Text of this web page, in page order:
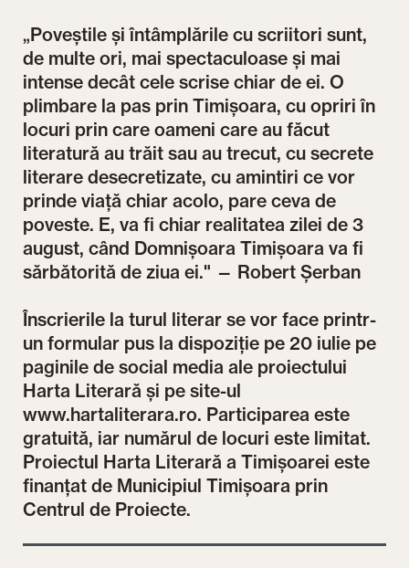
„Poveștile și întâmplările cu scriitori sunt,
de multe ori, mai spectaculoase și mai
intense decât cele scrise chiar de ei. O
plimbare la pas prin Timișoara, cu opriri în
locuri prin care oameni care au făcut
literatură au trăit sau au trecut, cu secrete
literare desecretizate, cu amintiri ce vor
prinde viață chiar acolo, pare ceva de
poveste. E, va fi chiar realitatea zilei de 3
august, când Domnișoara Timișoara va fi
sărbătorită de ziua ei." — Robert Șerban
Înscrierile la turul literar se vor face printr-
un formular pus la dispoziție pe 20 iulie pe
paginile de social media ale proiectului
Harta Literară și pe site-ul
www.hartaliterara.ro. Participarea este
gratuită, iar numărul de locuri este limitat.
Proiectul Harta Literară a Timișoarei este
finanțat de Municipiul Timișoara prin
Centrul de Proiecte.